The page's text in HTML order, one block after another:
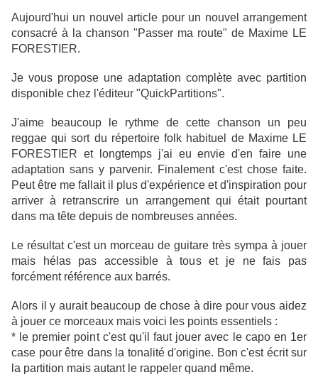
Aujourd'hui un nouvel article pour un nouvel arrangement
consacré à la chanson "Passer ma route" de Maxime LE
FORESTIER.
Je vous propose une adaptation complète avec partition
disponible chez l'éditeur "QuickPartitions".
J'aime beaucoup le rythme de cette chanson un peu
reggae qui sort du répertoire folk habituel de Maxime LE
FORESTIER et longtemps j'ai eu envie d'en faire une
adaptation sans y parvenir. Finalement c'est chose faite.
Peut être me fallait il plus d'expérience et d'inspiration pour
arriver à retranscrire un arrangement qui était pourtant
dans ma tête depuis de nombreuses années.
L e résultat c'est un morceau de guitare très sympa à jouer
mais hélas pas accessible à tous et je ne fais pas
forcément référence aux barrés.
Alors il y aurait beaucoup de chose à dire pour vous aidez
à jouer ce morceaux mais voici les points essentiels :
* le premier point c'est qu'il faut jouer avec le capo en 1er
case pour être dans la tonalité d'origine. Bon c'est écrit sur
la partition mais autant le rappeler quand même.